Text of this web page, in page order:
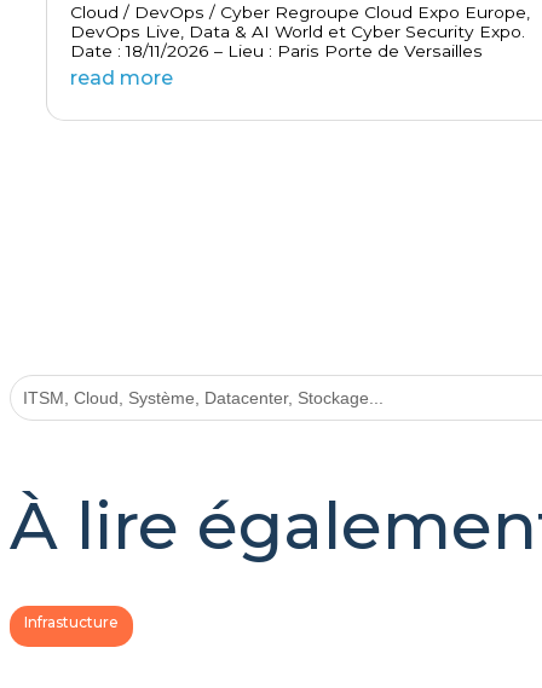
Cloud / DevOps / Cyber Regroupe Cloud Expo Europe,
DevOps Live, Data & AI World et Cyber Security Expo.
Date : 18/11/2026 – Lieu : Paris Porte de Versailles
read more
À lire
Infrastucture